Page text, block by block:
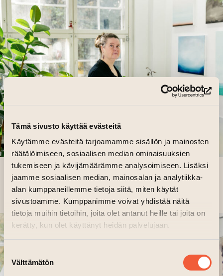
Tämä sivusto käyttää evästeitä
Käytämme evästeitä tarjoamamme sisällön ja mainosten
räätälöimiseen, sosiaalisen median ominaisuuksien
tukemiseen ja kävijämäärämme analysoimiseen. Lisäksi
jaamme sosiaalisen median, mainosalan ja analytiikka-
alan kumppaneillemme tietoja siitä, miten käytät
sivustoamme. Kumppanimme voivat yhdistää näitä
tietoja muihin tietoihin, joita olet antanut heille tai joita on
kerätty, kun olet käyttänyt heidän palvelujaan.
Suostumuksen
valinta
Välttämätön
SINI-MERI HEDBERG ›